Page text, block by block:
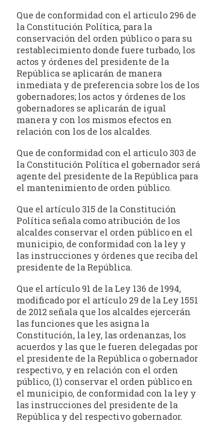
Que de conformidad con el articulo 296 de
la Constitución Política, para la
conservación del orden público o para su
restablecimiento donde fuere turbado, los
actos y órdenes del presidente de la
República se aplicarán de manera
inmediata y de preferencia sobre los de los
gobernadores; los actos y órdenes de los
gobernadores se aplicarán de igual
manera y con los mismos efectos en
relación con los de los alcaldes.
Que de conformidad con el articulo 303 de
la Constitución Política el gobernador será
agente del presidente de la República para
el mantenimiento de orden público.
Que el artículo 315 de la Constitución
Política señala como atribución de los
alcaldes conservar el orden público en el
municipio, de conformidad con la ley y
las instrucciones y órdenes que reciba del
presidente de la República.
Que el artículo 91 de la Ley 136 de 1994,
modificado por el artículo 29 de la Ley 1551
de 2012 señala que los alcaldes ejercerán
las funciones que les asigna la
Constitución, la ley, las ordenanzas, los
acuerdos y las que le fueren delegadas por
el presidente de la República o gobernador
respectivo, y en relación con el orden
público, (1) conservar el orden público en
el municipio, de conformidad con la ley y
las instrucciones del presidente de la
República y del respectivo gobernador.